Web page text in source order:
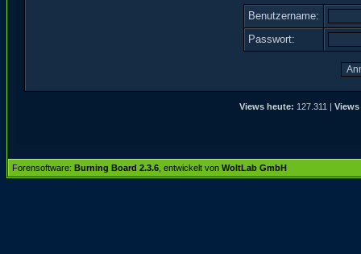
Benutzername:
Passwort:
Views heute: 127.311 |
Forensoftware: Burning Board 2.3.6 , entwickelt von WoltLab GmbH